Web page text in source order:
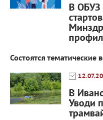
В ОБУЗ
Состоятся тематические
В
Уводи